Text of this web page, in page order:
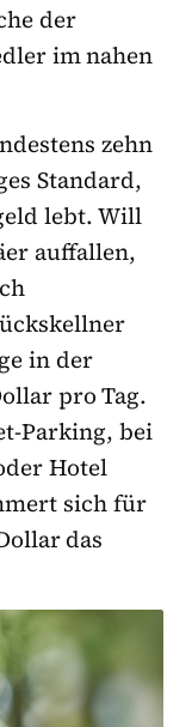
der
im nahen
zehn
Standard,
lebt. Will
auffallen,
in der
pro Tag.
Parking, bei
Hotel
sich für
das